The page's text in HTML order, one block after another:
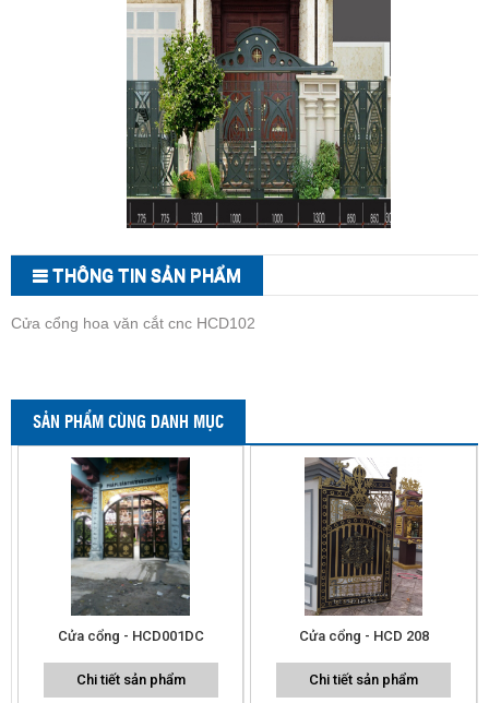
THÔNG TIN SẢN PHẨM
Cửa cổng hoa văn cắt cnc HCD102
SẢN PHẨM CÙNG DANH MỤC
Cửa cổng - HCD001DC
Chi tiết sản phẩm
Cửa cổng - HCD 208
Chi tiết sản phẩm